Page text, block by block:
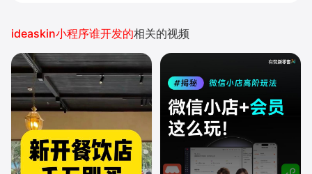
ideaskin小程序谁开发的相关的视频